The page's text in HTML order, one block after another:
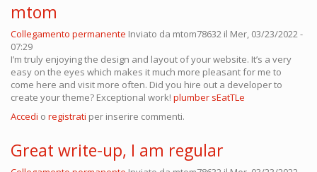
mtom
Collegamento permanente Inviato da mtom78632 il Mer, 03/23/2022 -
07:29
I’m truly enjoying the design and layout of your website. It’s a very
easy on the eyes which makes it much more pleasant for me to
come here and visit more often. Did you hire out a developer to
create your theme? Exceptional work! plumber sEatTLe
Accedi o registrati per inserire commenti.
Great write-up, I am regular